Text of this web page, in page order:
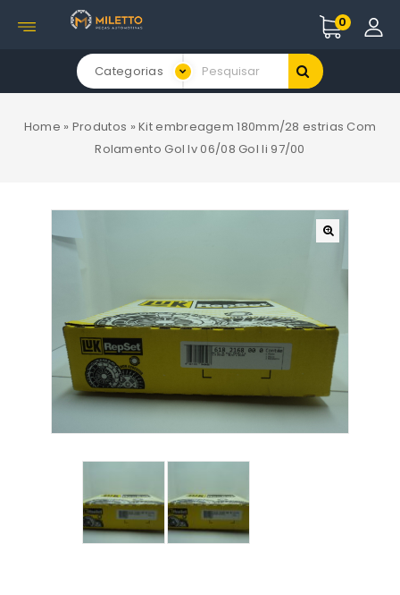
0
Categorias
Home » Produtos »Kit embreagem 180mm/28 estrias Com
Rolamento Gol Iv 06/08 Gol Ii 97/00